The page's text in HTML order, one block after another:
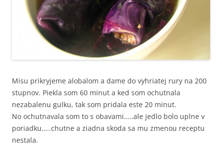
Misu prikryjeme alobalom a dame do vyhriatej rury na 200
stupnov. Piekla som 60 minut a ked som ochutnala
nezabalenu gulku, tak som pridala este 20 minut.
No ochutnavala som to s obavami…..ale jedlo bolo uplne v
poriadku…..chutne a ziadna skoda sa mu zmenou receptu
nestala.